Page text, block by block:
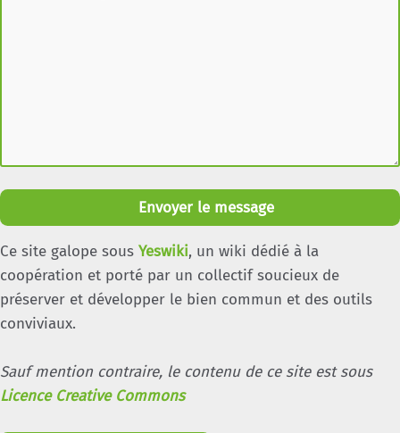
Envoyer le message
Ce site galope sous Yeswiki, un wiki dédié à la
coopération et porté par un collectif soucieux de
préserver et développer le bien commun et des outils
conviviaux.
Sauf mention contraire, le contenu de ce site est sous
Licence Creative Commons